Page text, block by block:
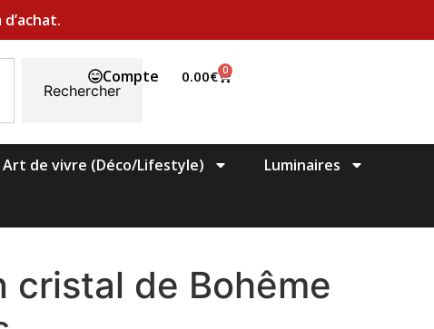
Rechercher
Compte 0.00€ 0
Art de vivre (Déco/Lifestyle) Luminaires
cristal de Bohême